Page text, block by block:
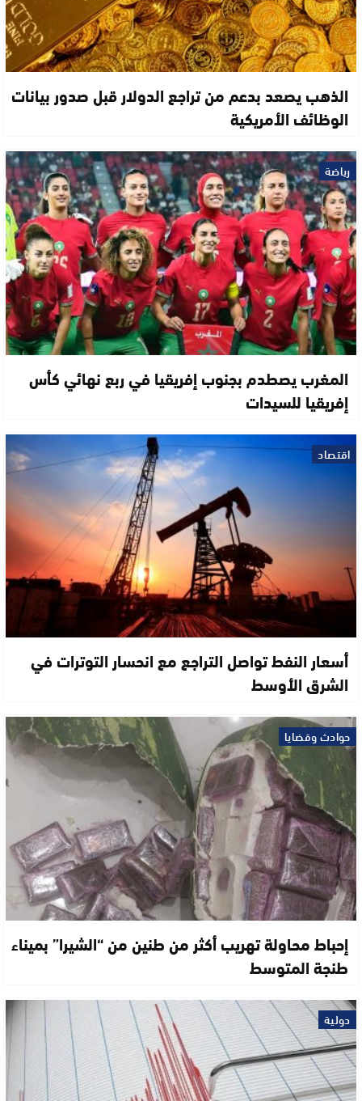
الذهب يصعد بدعم من تراجع الدولار قبل صدور بيانات
الوظائف الأمريكية
رياضة
المغرب يصطدم بجنوب إفريقيا في ربع نهائي كأس
إفريقيا للسيدات
اقتصاد
أسعار النفط تواصل التراجع مع انحسار التوترات في
الشرق الأوسط
حوادث وقضايا
إحباط محاولة تهريب أكثر من طنين من “الشيرا” بميناء
طنجة المتوسط
دولية